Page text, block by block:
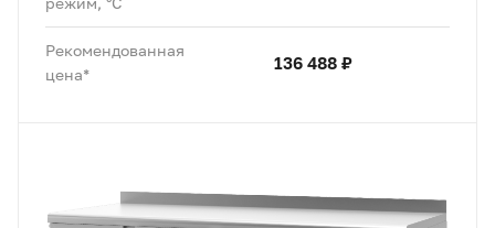
Рекомендованная
цена*
136 488 ₽